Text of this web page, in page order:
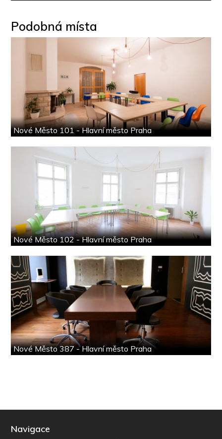
Podobná místa
Nové Město 101 - Hlavní město Praha
Nové Město 102 - Hlavní město Praha
Nové Město 387 - Hlavní město Praha
Navigace